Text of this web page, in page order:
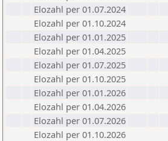
Elozahl per 01.07.2024
Elozahl per 01.10.2024
Elozahl per 01.01.2025
Elozahl per 01.04.2025
Elozahl per 01.07.2025
Elozahl per 01.10.2025
Elozahl per 01.01.2026
Elozahl per 01.04.2026
Elozahl per 01.07.2026
Elozahl per 01.10.2026